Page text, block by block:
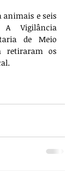
animais e seis
A Vigilância
de Meio
retiraram os